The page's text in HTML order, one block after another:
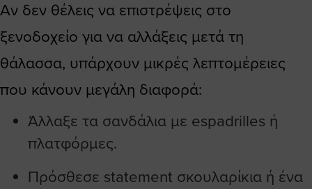
Αν δεν θέλεις να επιστρέψεις στο
ξενοδοχείο για να αλλάξεις μετά τη
θάλασσα, υπάρχουν μικρές λεπτομέρειες
που κάνουν μεγάλη διαφορά:
Άλλαξε τα σανδάλια με espadrilles ή
πλατφόρμες.
Πρόσθεσε statement σκουλαρίκια ή ένα